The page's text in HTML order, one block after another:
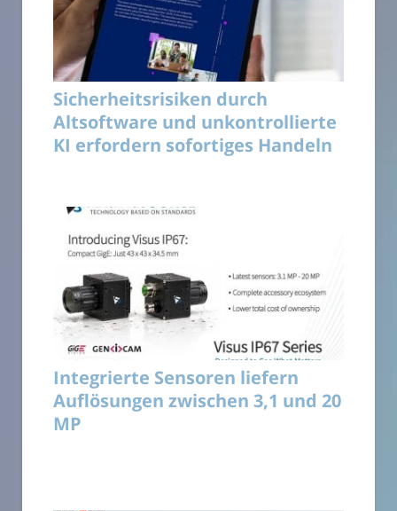
Sicherheitsrisiken durch
Altsoftware und unkontrollierte
KI erfordern sofortiges Handeln
Integrierte Sensoren liefern
Auflösungen zwischen 3,1 und 20
MP